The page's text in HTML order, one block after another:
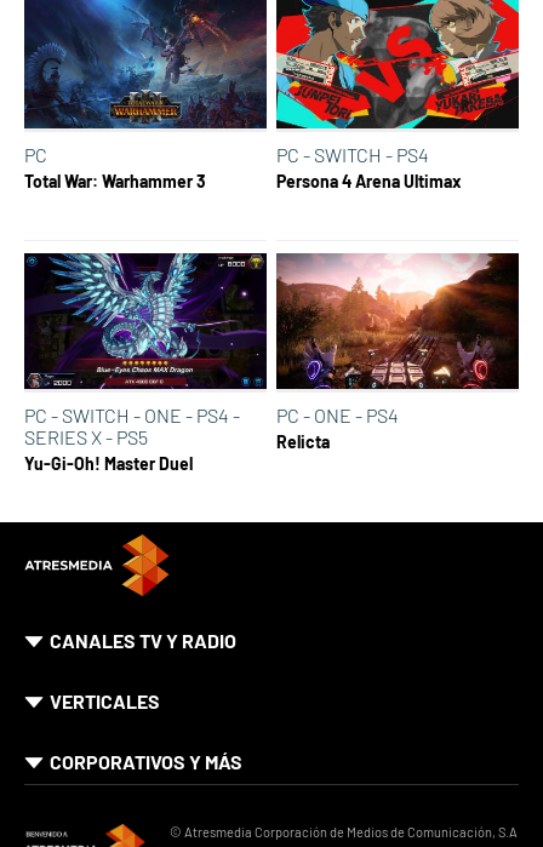
PC
Total War: Warhammer 3
PC - SWITCH - PS4
Persona 4 Arena Ultimax
PC - SWITCH - ONE - PS4 -
SERIES X - PS5
Yu-Gi-Oh! Master Duel
PC - ONE - PS4
Relicta
CANALES TV Y RADIO
VERTICALES
CORPORATIVOS Y MÁS
© Atresmedia Corporación de Medios de Comunicación, S.A